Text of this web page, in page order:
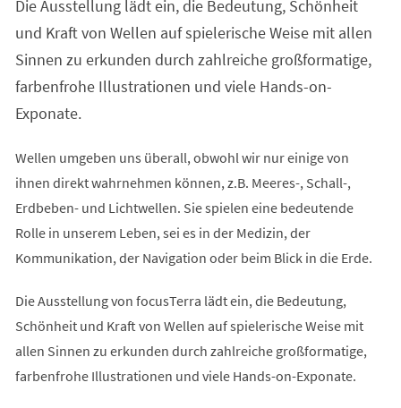
Die Ausstellung lädt ein, die Bedeutung, Schönheit
und Kraft von Wellen auf spielerische Weise mit allen
Sinnen zu erkunden durch zahlreiche großformatige,
farbenfrohe Illustrationen und viele Hands-on-
Exponate.
Wellen umgeben uns überall, obwohl wir nur einige von
ihnen direkt wahrnehmen können, z.B. Meeres-, Schall-,
Erdbeben- und Lichtwellen. Sie spielen eine bedeutende
Rolle in unserem Leben, sei es in der Medizin, der
Kommunikation, der Navigation oder beim Blick in die Erde.
Die Ausstellung von focusTerra lädt ein, die Bedeutung,
Schönheit und Kraft von Wellen auf spielerische Weise mit
allen Sinnen zu erkunden durch zahlreiche großformatige,
farbenfrohe Illustrationen und viele Hands-on-Exponate.